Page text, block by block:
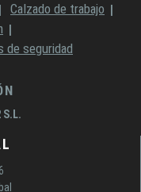
Calzado de trabajo
de seguridad
S.L.